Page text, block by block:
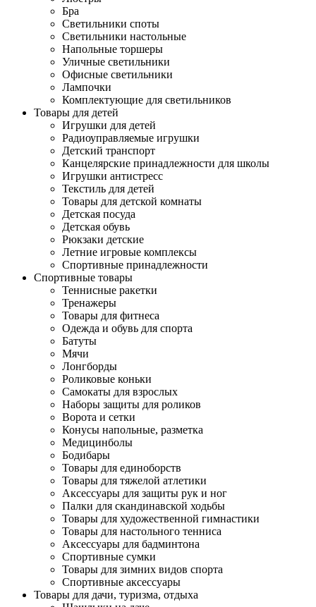
Бра
Светильники споты
Светильники настольные
Напольные торшеры
Уличные светильники
Офисные светильники
Лампочки
Комплектующие для светильников
Товары для детей
Игрушки для детей
Радиоуправляемые игрушки
Детский транспорт
Канцелярские принадлежности для школы
Игрушки антистресс
Текстиль для детей
Товары для детской комнаты
Детская посуда
Детская обувь
Рюкзаки детские
Летние игровые комплексы
Спортивные принадлежности
Спортивные товары
Теннисные ракетки
Тренажеры
Товары для фитнеса
Одежда и обувь для спорта
Батуты
Мячи
Лонгборды
Роликовые коньки
Самокаты для взрослых
Наборы защиты для роликов
Ворота и сетки
Конусы напольные, разметка
Медицинболы
Бодибары
Товары для единоборств
Товары для тяжелой атлетики
Аксессуары для защиты рук и ног
Палки для скандинавской ходьбы
Товары для художественной гимнастики
Товары для настольного тенниса
Аксессуары для бадминтона
Спортивные сумки
Товары для зимних видов спорта
Спортивные аксессуары
Товары для дачи, туризма, отдыха